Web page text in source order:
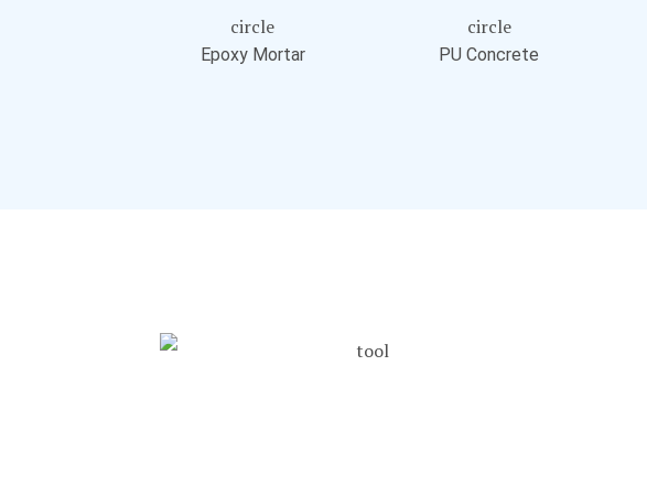
Epoxy Mortar PU Concrete